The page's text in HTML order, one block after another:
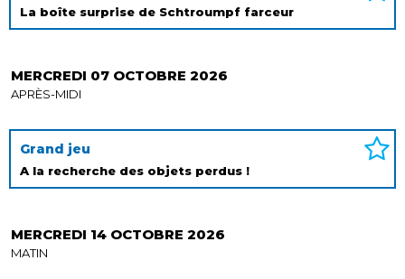
La boîte surprise de Schtroumpf farceur
Grand jeu
A la recherche des objets perdus !
MERCREDI 07 OCTOBRE 2026
APRÈS-MIDI
MERCREDI 14 OCTOBRE 2026
MATIN